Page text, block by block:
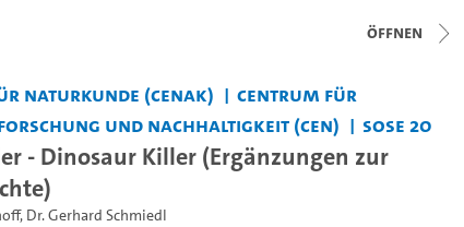
Öffnen
Naturkunde (CeNak)
Centrum für
und Nachhaltigkeit (CEN)
SoSe 20
- Dinosaur Killer (Ergänzungen zur
, Dr. Gerhard Schmiedl